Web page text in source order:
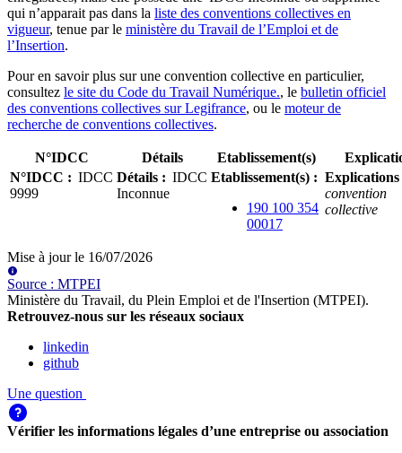
qui n’apparait pas dans la liste des conventions collectives en
vigueur, tenue par le ministère du Travail de l’Emploi et de
l’Insertion.
Pour en savoir plus sur une convention collective en particulier,
consultez le site du Code du Travail Numérique., le bulletin officiel
des conventions collectives sur Legifrance, ou le moteur de
recherche de conventions collectives.
N°IDCC Détails Etablissement(s)
N°IDCC : IDCC
9999
Détails : IDCC
Inconnue
Etablissement(s) :
190 100 354
00017
Explications
convention
collective
Mise à jour le 16/07/2026
Source : MTPEI
Ministère du Travail, du Plein Emploi et de l'Insertion (MTPEI).
Retrouvez-nous sur les réseaux sociaux
linkedin
github
Une question
Vérifier les informations légales d’une entreprise ou association